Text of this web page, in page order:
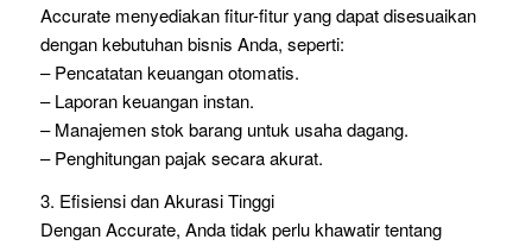
Accurate menyediakan fitur-fitur yang dapat disesuaikan
dengan kebutuhan bisnis Anda, seperti:
– Pencatatan keuangan otomatis.
– Laporan keuangan instan.
– Manajemen stok barang untuk usaha dagang.
– Penghitungan pajak secara akurat.
3. Efisiensi dan Akurasi Tinggi
Dengan Accurate, Anda tidak perlu khawatir tentang